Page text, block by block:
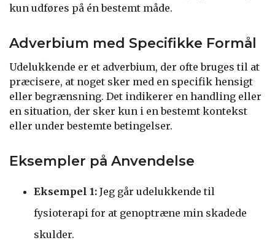
kun udføres på én bestemt måde.
Adverbium med Specifikke Formål
Udelukkende er et adverbium, der ofte bruges til at
præcisere, at noget sker med en specifik hensigt
eller begrænsning. Det indikerer en handling eller
en situation, der sker kun i en bestemt kontekst
eller under bestemte betingelser.
Eksempler på Anvendelse
Eksempel 1: Jeg går udelukkende til
fysioterapi for at genoptræne min skadede
skulder.